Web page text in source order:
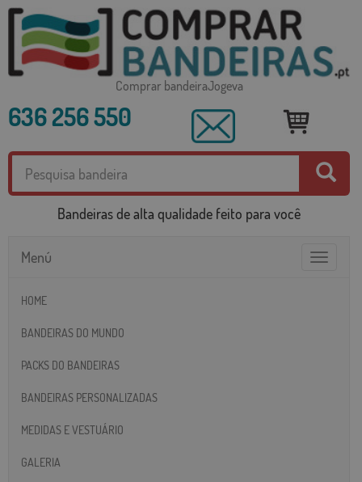
Comprar bandeiraJogeva
636 256 550
Bandeiras de alta qualidade feito para você
Toggle
Menú
HOME
BANDEIRAS DO MUNDO
PACKS DO BANDEIRAS
BANDEIRAS PERSONALIZADAS
MEDIDAS E VESTUÁRIO
GALERIA